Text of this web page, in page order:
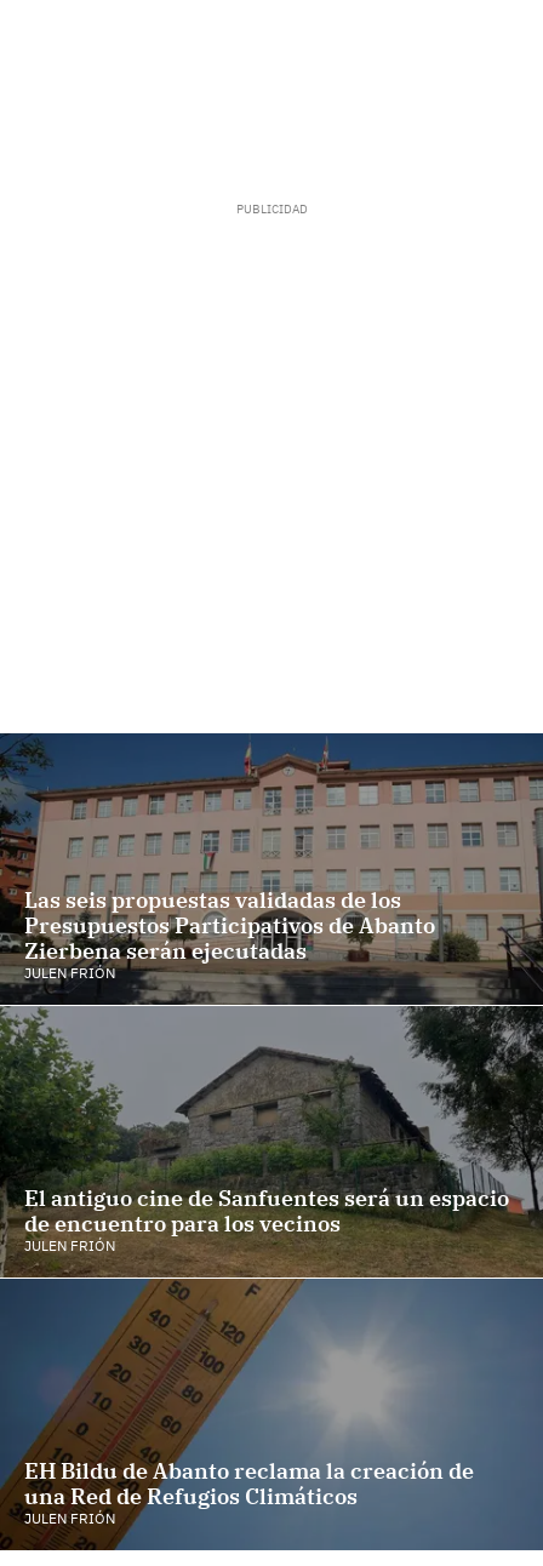
Las seis propuestas validadas de los
Presupuestos Participativos de Abanto
Zierbena serán ejecutadas
JULEN FRIÓN
El antiguo cine de Sanfuentes será un espacio
de encuentro para los vecinos
JULEN FRIÓN
EH Bildu de Abanto reclama la creación de
una Red de Refugios Climáticos
JULEN FRIÓN